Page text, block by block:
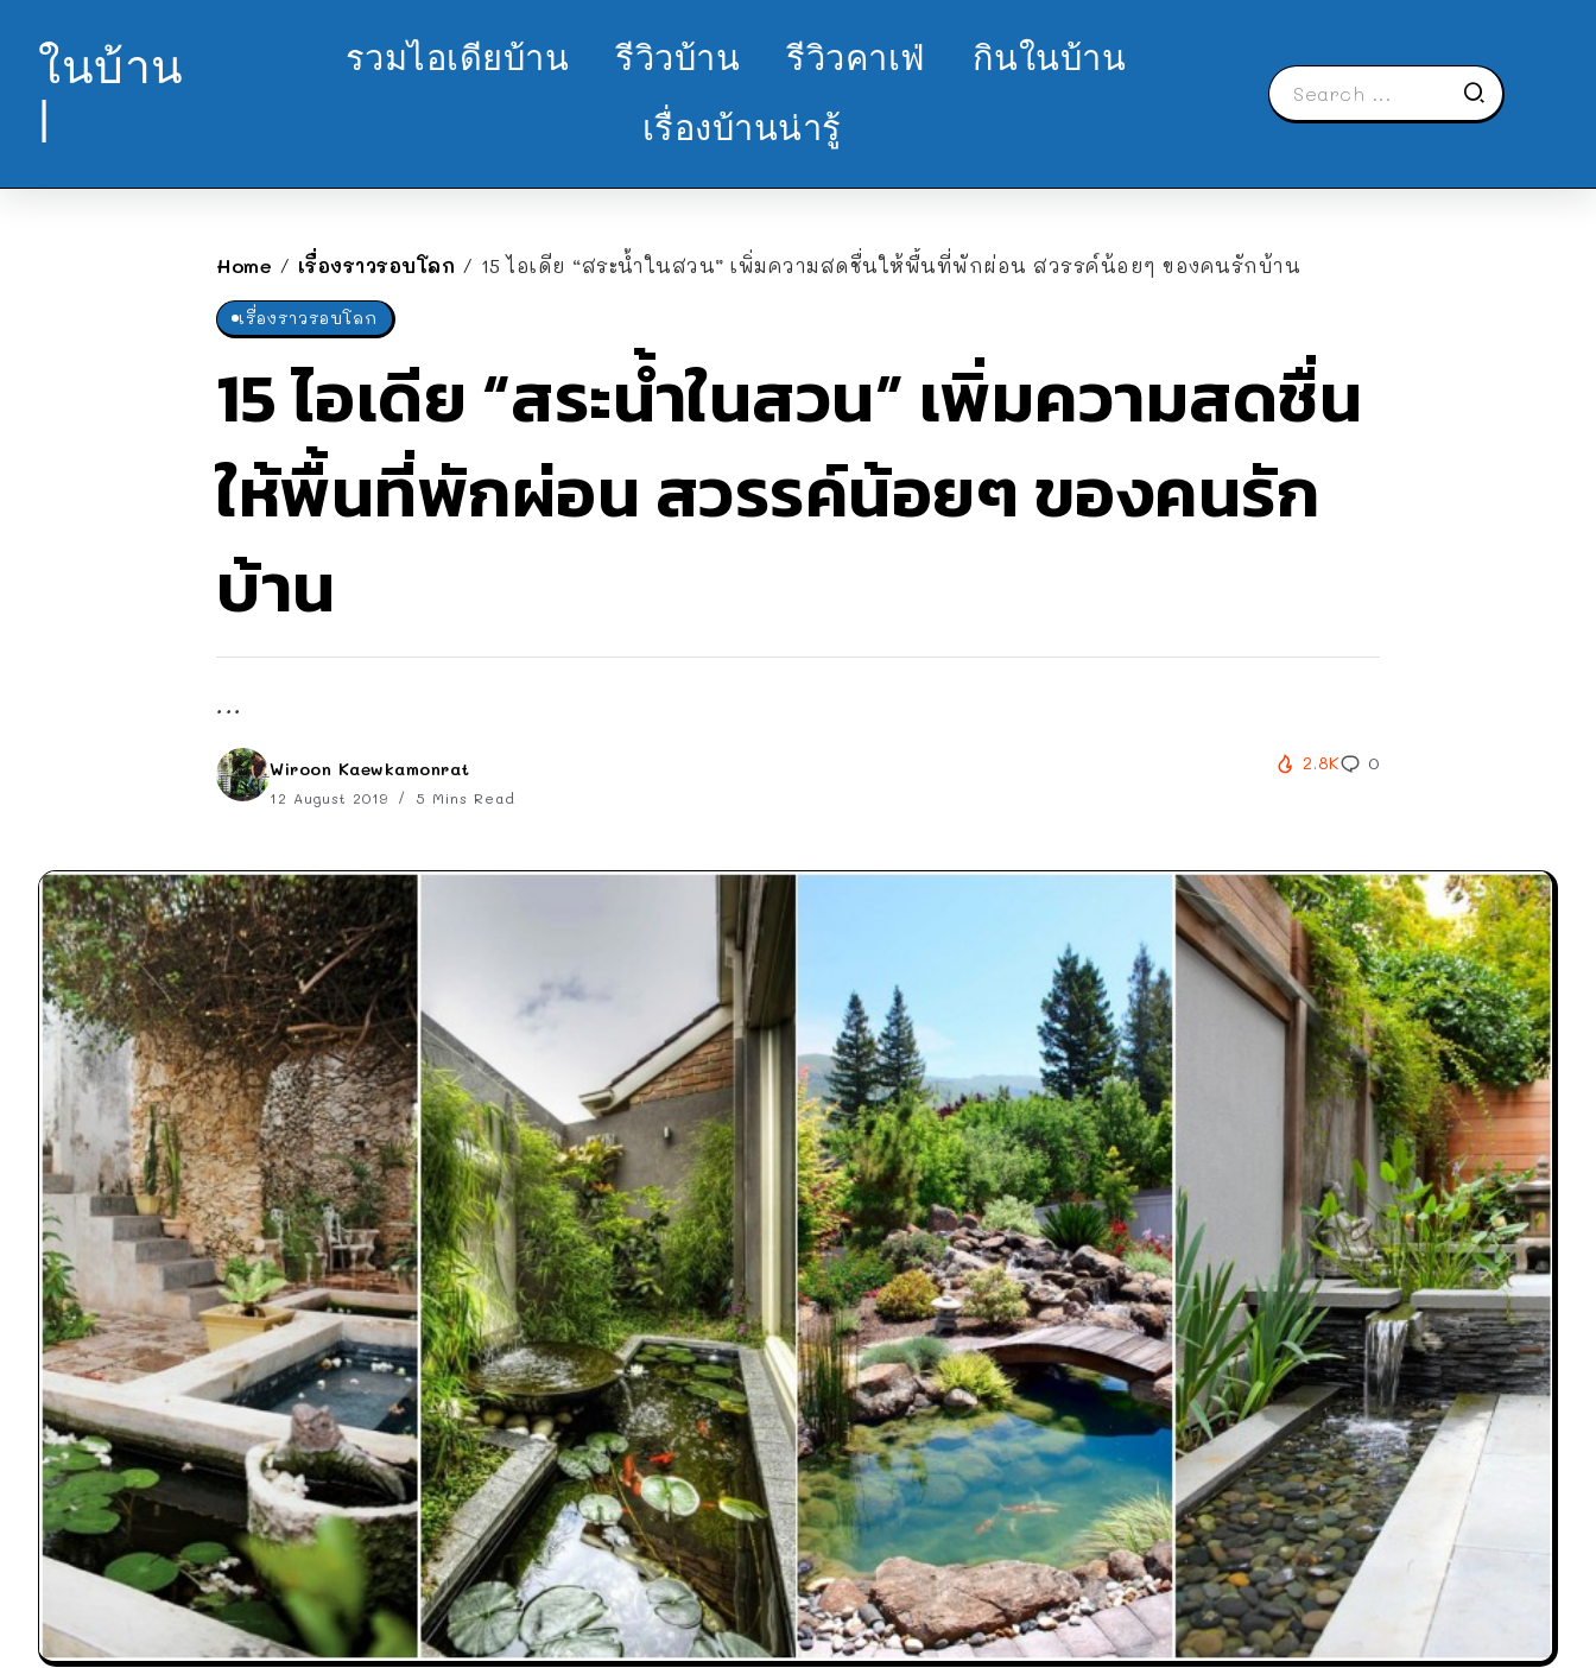
ในบ้าน
|
รวมไอเดียบ้าน รีวิวบ้าน รีวิวคาเฟ่
กินในบ้าน
เรื่องบ้านน่ารู้
Home / เรื่องราวรอบโลก / 15 ไอเดีย “สระน้ำในสวน” เพิ่มความสดชื่นให้พื้นที่พักผ่อน สวรรค์น้อยๆ ของคนรักบ้าน
เรื่องราวรอบโลก
15 ไอเดีย “สระน้ำในสวน” เพิ่มความสดชื่น
ให้พื้นที่พักผ่อน สวรรค์น้อยๆ ของคนรัก
บ้าน
...
Wiroon Kaewkamonrat
12 August 2019 5 Mins Read
2.8K 0